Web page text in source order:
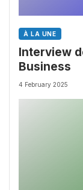
À LA UNE
Interview
Business
4 February 2025